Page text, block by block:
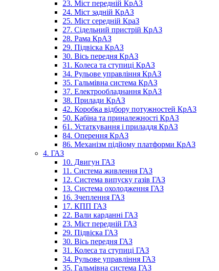
23. Міст передній КрАЗ
24. Міст задній КрАЗ
25. Міст середній КраЗ
27. Сідельний пристрій КрАЗ
28. Рама КрАЗ
29. Підвіска КрАЗ
30. Вісь передня КрАЗ
31. Колеса та ступиці КрАЗ
34. Рульове управління КрАЗ
35. Гальмівна система КрАЗ
37. Електрообладнання КрАЗ
38. Прилади КрАЗ
42. Коробка відбору потужностей КрАЗ
50. Кабіна та приналежності КрАЗ
61. Устаткування і приладдя КрАЗ
84. Оперення КрАЗ
86. Механізм підйому платформи КрАЗ
4. ГАЗ
10. Двигун ГАЗ
11. Система живлення ГАЗ
12. Система випуску газів ГАЗ
13. Система охолодження ГАЗ
16. Зчеплення ГАЗ
17. КПП ГАЗ
22. Вали карданні ГАЗ
23. Міст передній ГАЗ
29. Підвіска ГАЗ
30. Вісь передня ГАЗ
31. Колеса та ступиці ГАЗ
34. Рульове управління ГАЗ
35. Гальмівна система ГАЗ